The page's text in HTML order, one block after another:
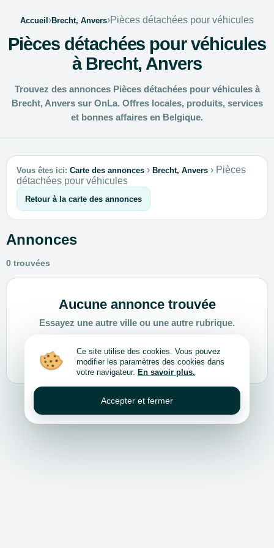
Accueil›Brecht, Anvers›Pièces détachées pour véhicules
Pièces détachées pour véhicules
à Brecht, Anvers
Trouvez des annonces Pièces détachées pour véhicules à
Brecht, Anvers sur OnLa. Offres locales, produits, services
et bonnes affaires en Belgique.
Vous êtes ici: Carte des annonces › Brecht, Anvers › Pièces
détachées pour véhicules
Retour à la carte des annonces
Annonces
0 trouvées
Aucune annonce trouvée
Essayez une autre ville ou une autre rubrique.
Choisir une autre ville ou rubrique
Ce site utilise des cookies. Vous pouvez
modifier les paramètres des cookies dans
votre navigateur. En savoir plus.
Accepter et fermer